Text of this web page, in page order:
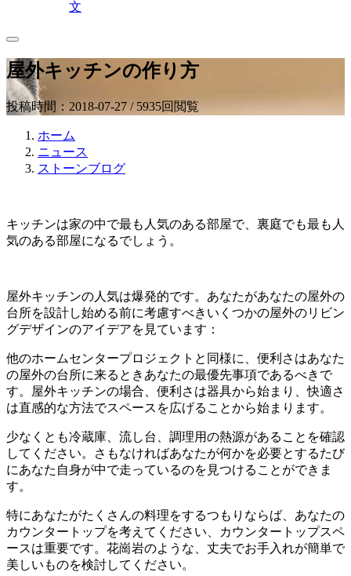
文
屋外キッチンの作り方
投稿時間：2018-07-27 / 5935回閲覧
ホーム
ニュース
ストーンブログ
キッチンは家の中で最も人気のある部屋で、裏庭でも最も人
気のある部屋になるでしょう。
屋外キッチンの人気は爆発的です。あなたがあなたの屋外の
台所を設計し始める前に考慮すべきいくつかの屋外のリビン
グデザインのアイデアを見ています：
他のホームセンタープロジェクトと同様に、便利さはあなた
の屋外の台所に来るときあなたの最優先事項であるべきで
す。屋外キッチンの場合、便利さは器具から始まり、快適さ
は直感的な方法でスペースを広げることから始まります。
少なくとも冷蔵庫、流し台、調理用の熱源があることを確認
してください。さもなければあなたが何かを必要とするたび
にあなた自身が中で走っているのを見つけることができま
す。
特にあなたがたくさんの料理をするつもりならば、あなたの
カウンタートップを考えてください、カウンタートップスペ
ースは重要です。花崗岩のような、丈夫でお手入れが簡単で
美しいものを検討してください。